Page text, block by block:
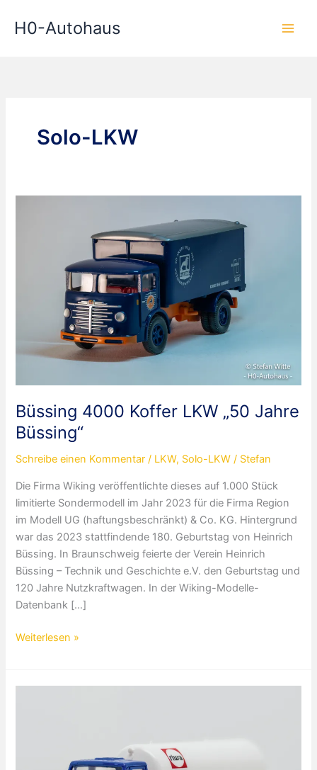
InhaltH0-Autohaus
Solo-LKW
Büssing 4000 Koffer LKW „50 Jahre
Büssing“
Schreibe einen Kommentar / LKW, Solo-LKW / Stefan
Die Firma Wiking veröffentlichte dieses auf 1.000 Stück
limitierte Sondermodell im Jahr 2023 für die Firma Region
im Modell UG (haftungsbeschränkt) & Co. KG. Hintergrund
war das 2023 stattfindende 180. Geburtstag von Heinrich
Büssing. In Braunschweig feierte der Verein Heinrich
Büssing – Technik und Geschichte e.V. den Geburtstag und
120 Jahre Nutzkraftwagen. In der Wiking-Modelle-
Datenbank […]
Büssing
LKW
Weiterlesen »